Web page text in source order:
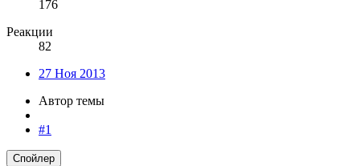
176
Реакции
82
27 Ноя 2013
Автор темы
#1
Спойлер